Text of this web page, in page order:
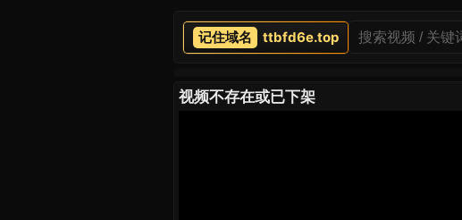
ttbfd6e.top
视频不存在或已下架